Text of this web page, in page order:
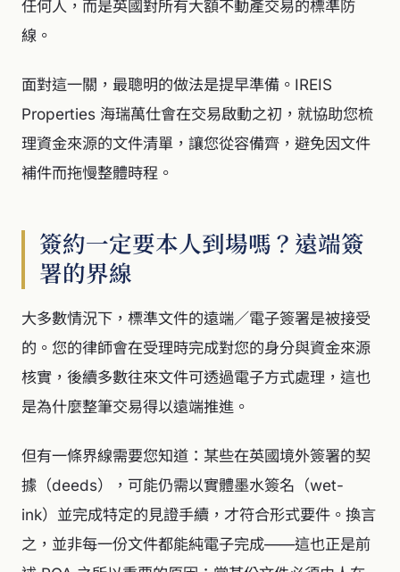
任何人，而是英國對所有大額不動產交易的標準防
線。
面對這一關，最聰明的做法是提早準備。IREIS
Properties 海瑞萬仕會在交易啟動之初，就協助您梳
理資金來源的文件清單，讓您從容備齊，避免因文件
補件而拖慢整體時程。
簽約一定要本人到場嗎？遠端簽
署的界線
大多數情況下，標準文件的遠端／電子簽署是被接受
的。您的律師會在受理時完成對您的身分與資金來源
核實，後續多數往來文件可透過電子方式處理，這也
是為什麼整筆交易得以遠端推進。
但有一條界線需要您知道：某些在英國境外簽署的契
據（deeds），可能仍需以實體墨水簽名（wet-
ink）並完成特定的見證手續，才符合形式要件。換言
之，並非每一份文件都能純電子完成——這也正是前